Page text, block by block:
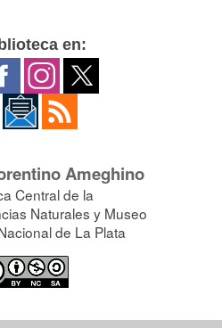
en:
Ameghino
Central de la
Naturales y Museo
de La Plata